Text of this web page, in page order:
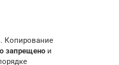
Копирование
запрещено и